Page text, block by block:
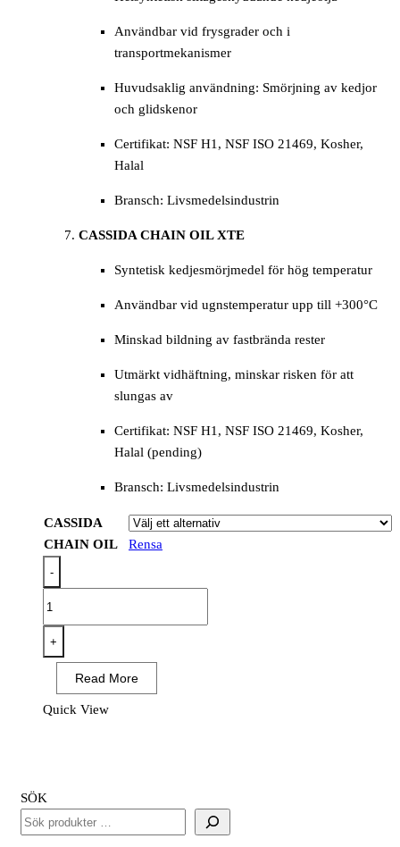
Användbar vid frysgrader och i
transportmekanismer
Huvudsaklig användning: Smörjning av kedjor
och glidskenor
Certifikat: NSF H1, NSF ISO 21469, Kosher,
Halal
Bransch: Livsmedelsindustrin
CASSIDA CHAIN OIL XTE
Syntetisk kedjesmörjmedel för hög temperatur
Användbar vid ugnstemperatur upp till +300°C
Minskad bildning av fastbrända rester
Utmärkt vidhäftning, minskar risken för att
slungas av
Certifikat: NSF H1, NSF ISO 21469, Kosher,
Halal (pending)
Bransch: Livsmedelsindustrin
CASSIDA
CHAIN OIL
Rensa
-
OIL
(150,
320
LT,
LT
SPRAY,
+
Read More
Quick View
SÖK